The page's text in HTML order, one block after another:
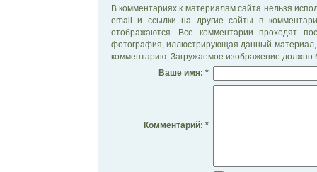
В комментариях к материалам сайта нельзя
email и ссылки на другие сайты в
отображаются. Все комментарии проходят
фотография, иллюстрирующая данный материал,
комментарию. Загружаемое изображение должно
Ваше имя: *
Комментарий: *